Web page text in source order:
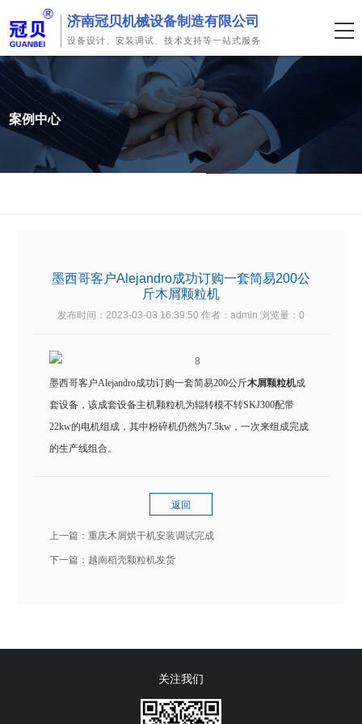
济南冠贝机械设备制造有限公司
设备设计、安装调试、技术支持等一站式服务
案例中心
墨西哥客户Alejandro成功订购一套简易200公
斤木屑颗粒机
发布时间：2023-03-03 16:39:50 作者：admin 浏览量： 0
墨西哥客户Alejandro成功订购一套简易200公斤木屑颗粒机成
套设备，该成套设备主机颗粒机为辊转模不转SKJ300配带
22kw的电机组成，其中粉碎机仍然为7.5kw，一次来组成完成
的生产线组合。
返回
上一篇：重庆木屑烘干机安装调试完成
下一篇： 越南稻壳颗粒机发货
关注我们